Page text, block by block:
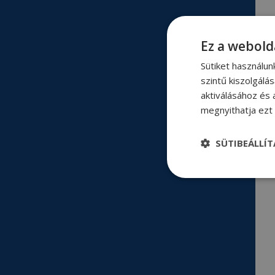
Ez a
Sütiket
szintű
aktiválásához
megnyithatja ezt